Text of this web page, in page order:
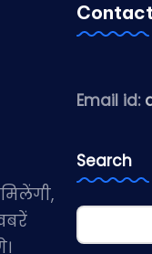
Email id:
Search